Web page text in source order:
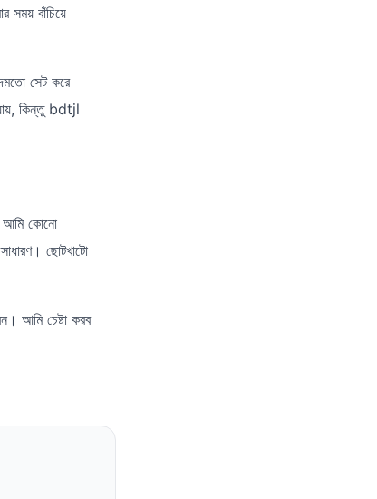
সময় বাঁচিয়ে
সেট করে
কিন্তু bdtjl
আমি কোনো
ছোটখাটো
আমি চেষ্টা করব